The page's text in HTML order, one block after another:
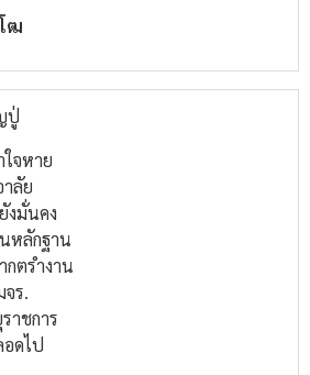
ฒ
ปู่
จหาย
ลัย
งมั่นคง
หลักฐาน
กตรำงาน
ร.
าชการ
ดไป